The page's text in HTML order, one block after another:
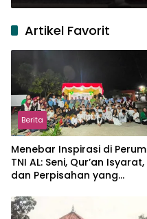
Artikel Favorit
Berita
Menebar Inspirasi di Perum
TNI AL: Seni, Qur’an Isyarat,
dan Perpisahan yang